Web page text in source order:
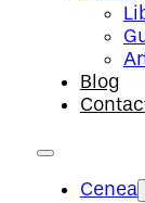
Blog
Cenea